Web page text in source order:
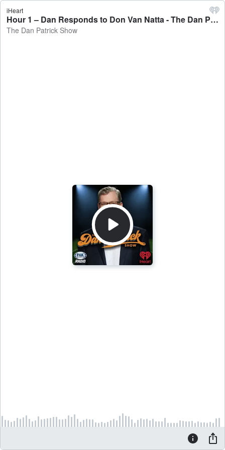
iHeart
Hour 1 – Dan Responds to Don Van Natta - The Dan Patrick Show
The Dan Patrick Show